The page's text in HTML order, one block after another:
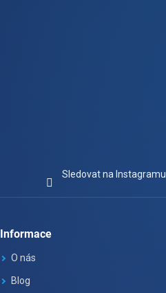
Sledovat na Instagramu
Informace
O nás
Blog